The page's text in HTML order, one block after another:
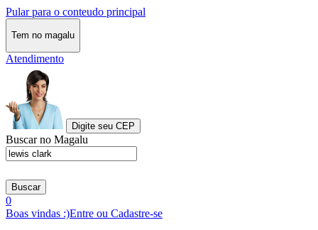
Pular para o conteudo principal
Tem no magalu
Atendimento
Digite seu CEP
Buscar no Magalu
Buscar
0
Boas vindas :)Entre ou Cadastre-se